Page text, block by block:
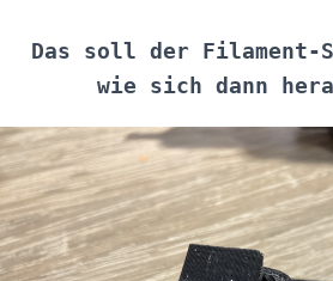
Das soll der Filament-
wie sich dann